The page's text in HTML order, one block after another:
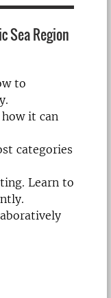
Sea Region
to
it can
categories
Learn to